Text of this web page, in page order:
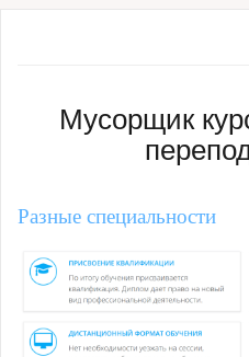
Мусорщик
Разные специальности